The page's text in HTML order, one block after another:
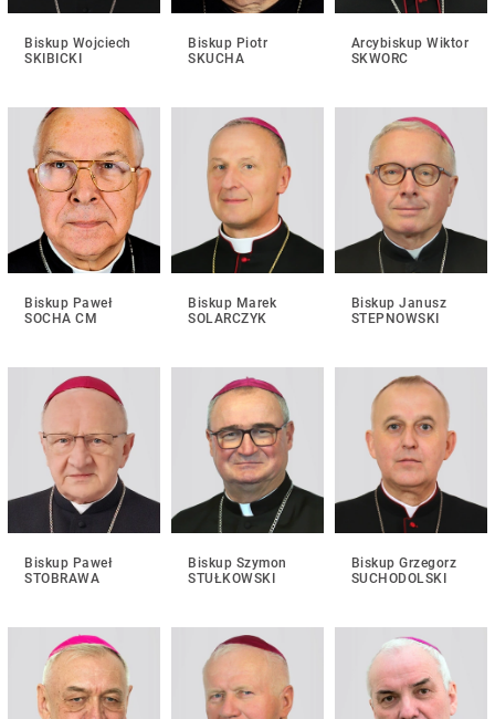
Biskup Wojciech
SKIBICKI
Biskup Piotr
SKUCHA
Arcybiskup Wiktor
SKWORC
Biskup Paweł
SOCHA CM
Biskup Marek
SOLARCZYK
Biskup Janusz
STEPNOWSKI
Biskup Paweł
STOBRAWA
Biskup Szymon
STUŁKOWSKI
Biskup Grzegorz
SUCHODOLSKI